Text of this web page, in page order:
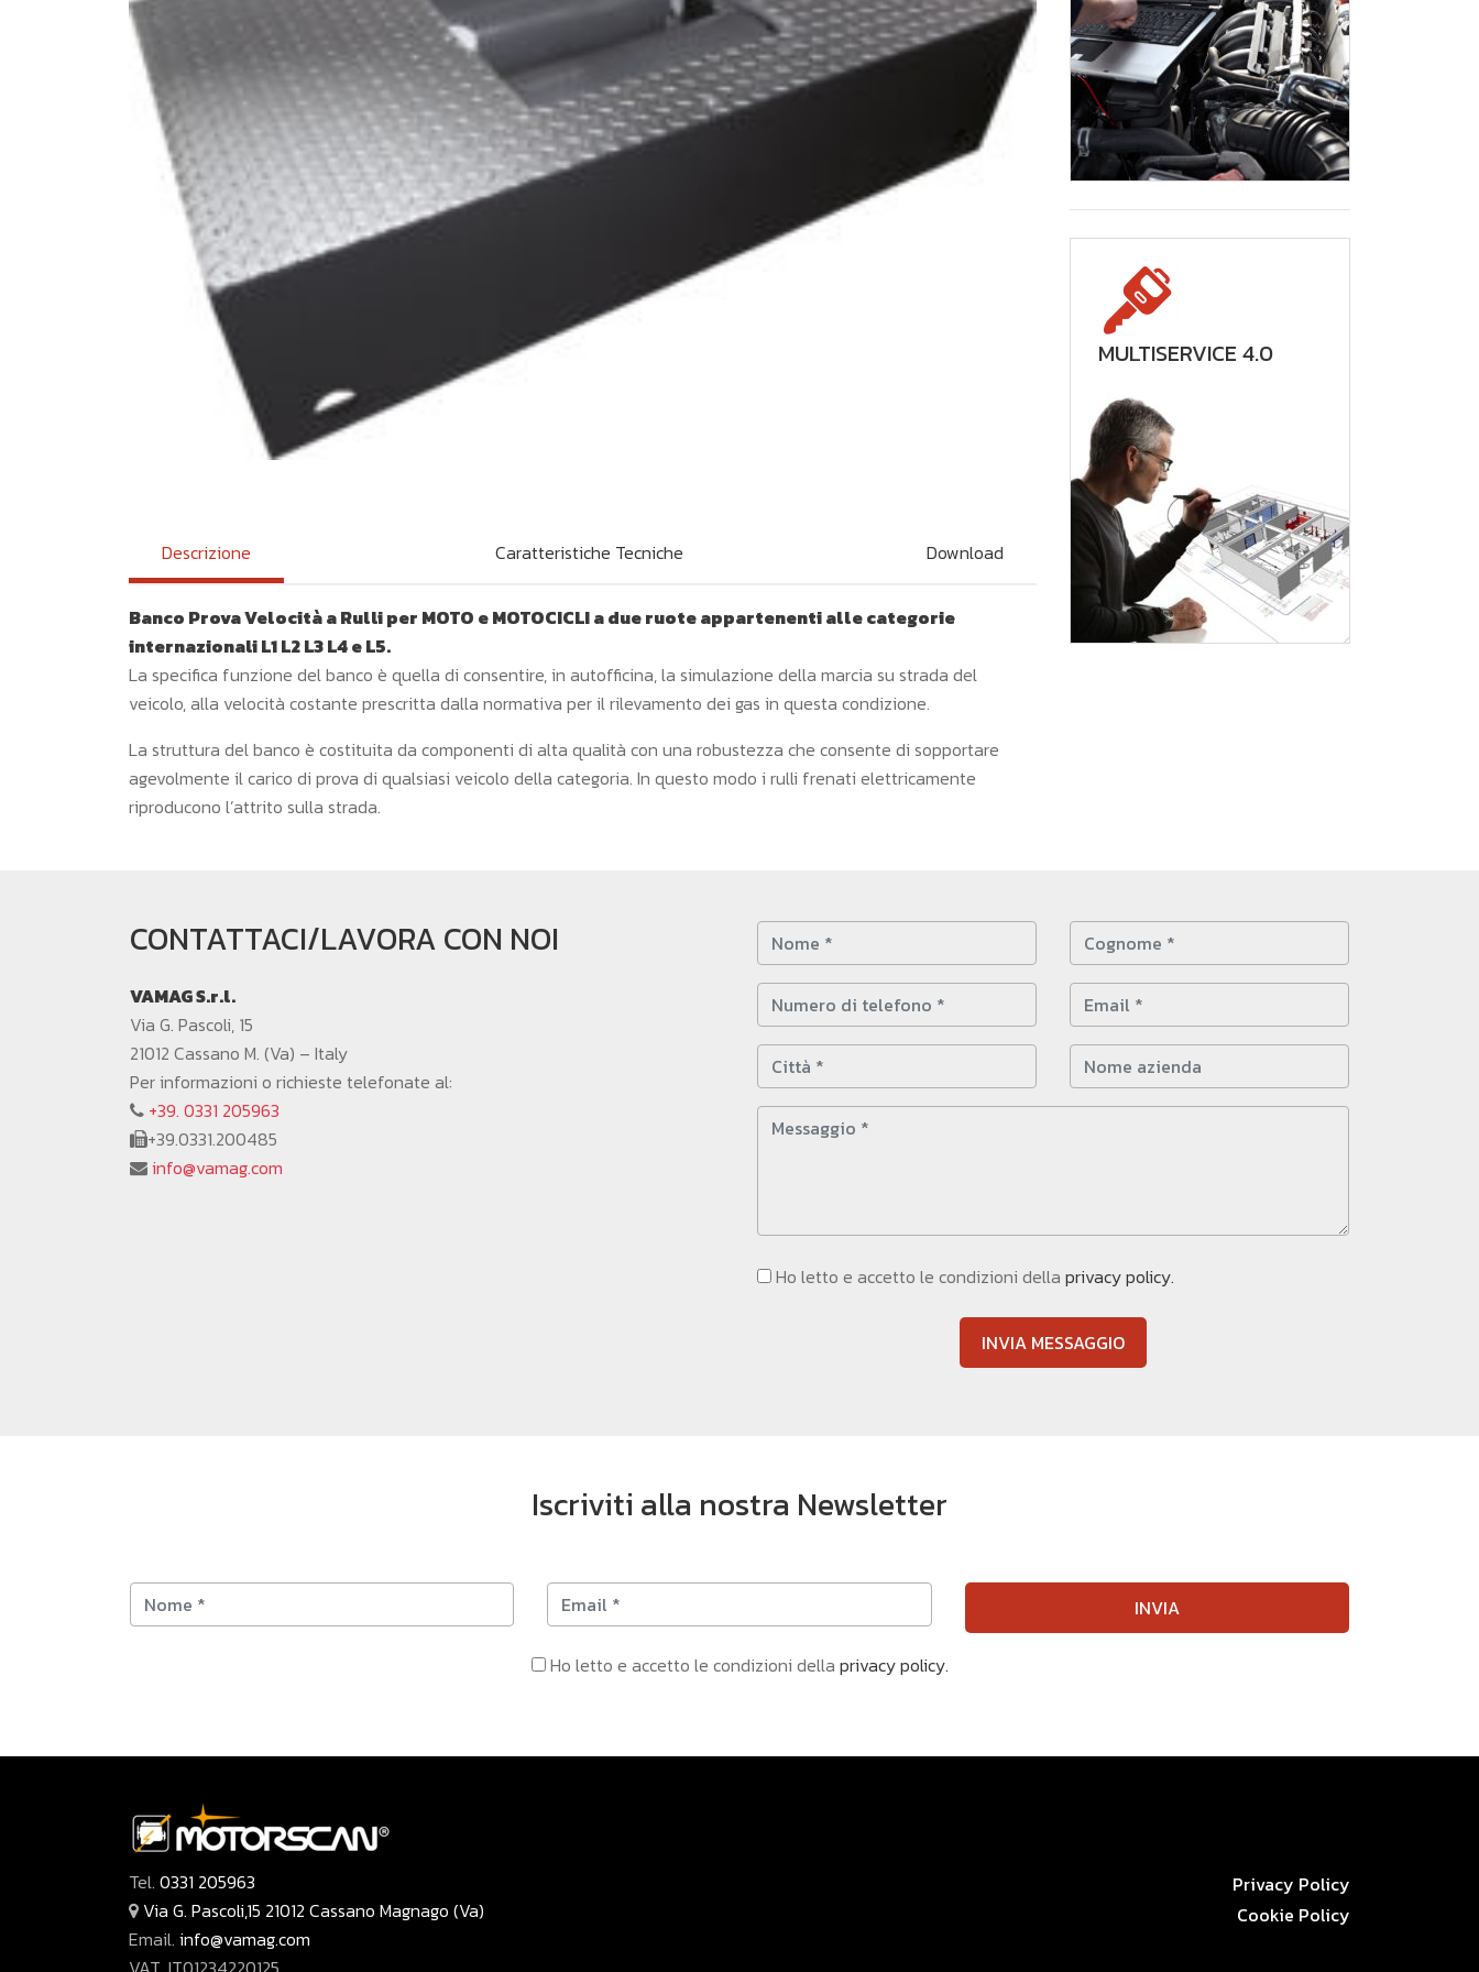
NGRPM EVO
7950 PCS
STL
STL
Descrizione Caratteristiche Tecniche Download
Banco Prova Velocità a Rulli per MOTO e MOTOCICLI a due ruote appartenenti alle categorie
internazionali L1 L2 L3 L4 e L5.
La specifica funzione del banco è quella di consentire, in autofficina, la simulazione della marcia su strada del
veicolo, alla velocità costante prescritta dalla normativa per il rilevamento dei gas in questa condizione.
La struttura del banco è costituita da componenti di alta qualità con una robustezza che consente di sopportare
agevolmente il carico di prova di qualsiasi veicolo della categoria. In questo modo i rulli frenati elettricamente
riproducono l’attrito sulla strada.
MULTISERVICE 4.0
CONTATTACI/LAVORA CON NOI
VAMAG S.r.l.
Via G. Pascoli, 15
21012 Cassano M. (Va) – Italy
Per informazioni o richieste telefonate al:
+39. 0331 205963
+39.0331.200485
info@vamag.com
Ho letto e accetto le condizioni della privacy policy.
INVIA MESSAGGIO
Iscriviti alla nostra Newsletter
INVIA
Ho letto e accetto le condizioni della privacy policy.
Tel. 0331 205963
Via G. Pascoli,15 21012 Cassano Magnago (Va)
Email. info@vamag.com
Privacy Policy
Cookie Policy